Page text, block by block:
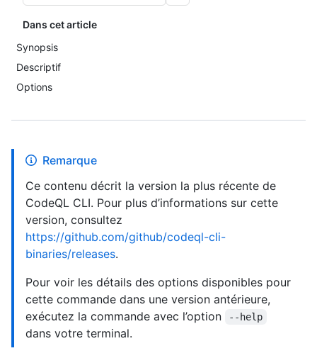
Dans cet article
Synopsis
Descriptif
Options
Remarque
Ce contenu décrit la version la plus récente de
CodeQL CLI. Pour plus d’informations sur cette
version, consultez
https://github.com/github/codeql-cli-
binaries/releases.
Pour voir les détails des options disponibles pour
cette commande dans une version antérieure,
exécutez la commande avec l’option
--help
dans votre terminal.